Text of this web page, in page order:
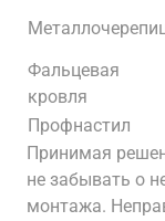
Фальцевая
кровля
Профнастил
Принимая
не забывать о
монтажа.